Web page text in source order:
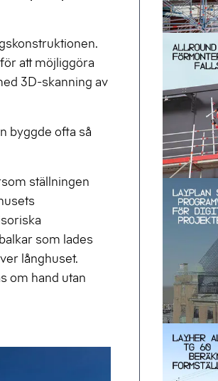
att möjliggöra
3D-skanning av
byggde ofta så
ställningen
som lades
långhuset.
om hand utan